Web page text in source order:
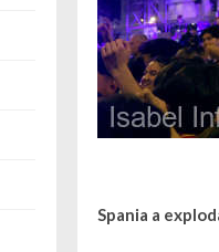
Spania a